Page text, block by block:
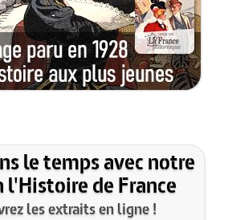
le temps avec notre
l'Histoire de France
les extraits en ligne !